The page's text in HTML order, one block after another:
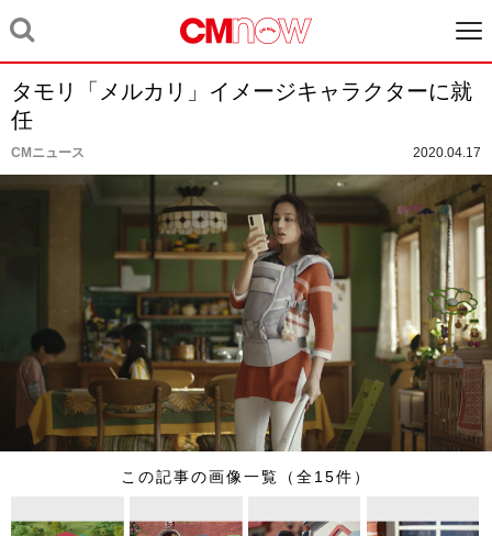
タモリ「メルカリ」イメージキャラクターに就
任
CMニュース 2020.04.17
この記事の画像一覧（全15件）